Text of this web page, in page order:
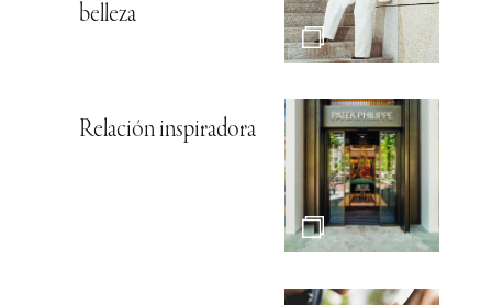
belleza
Relación inspiradora